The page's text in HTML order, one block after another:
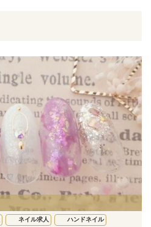
ネイル求人 ハンドネイル